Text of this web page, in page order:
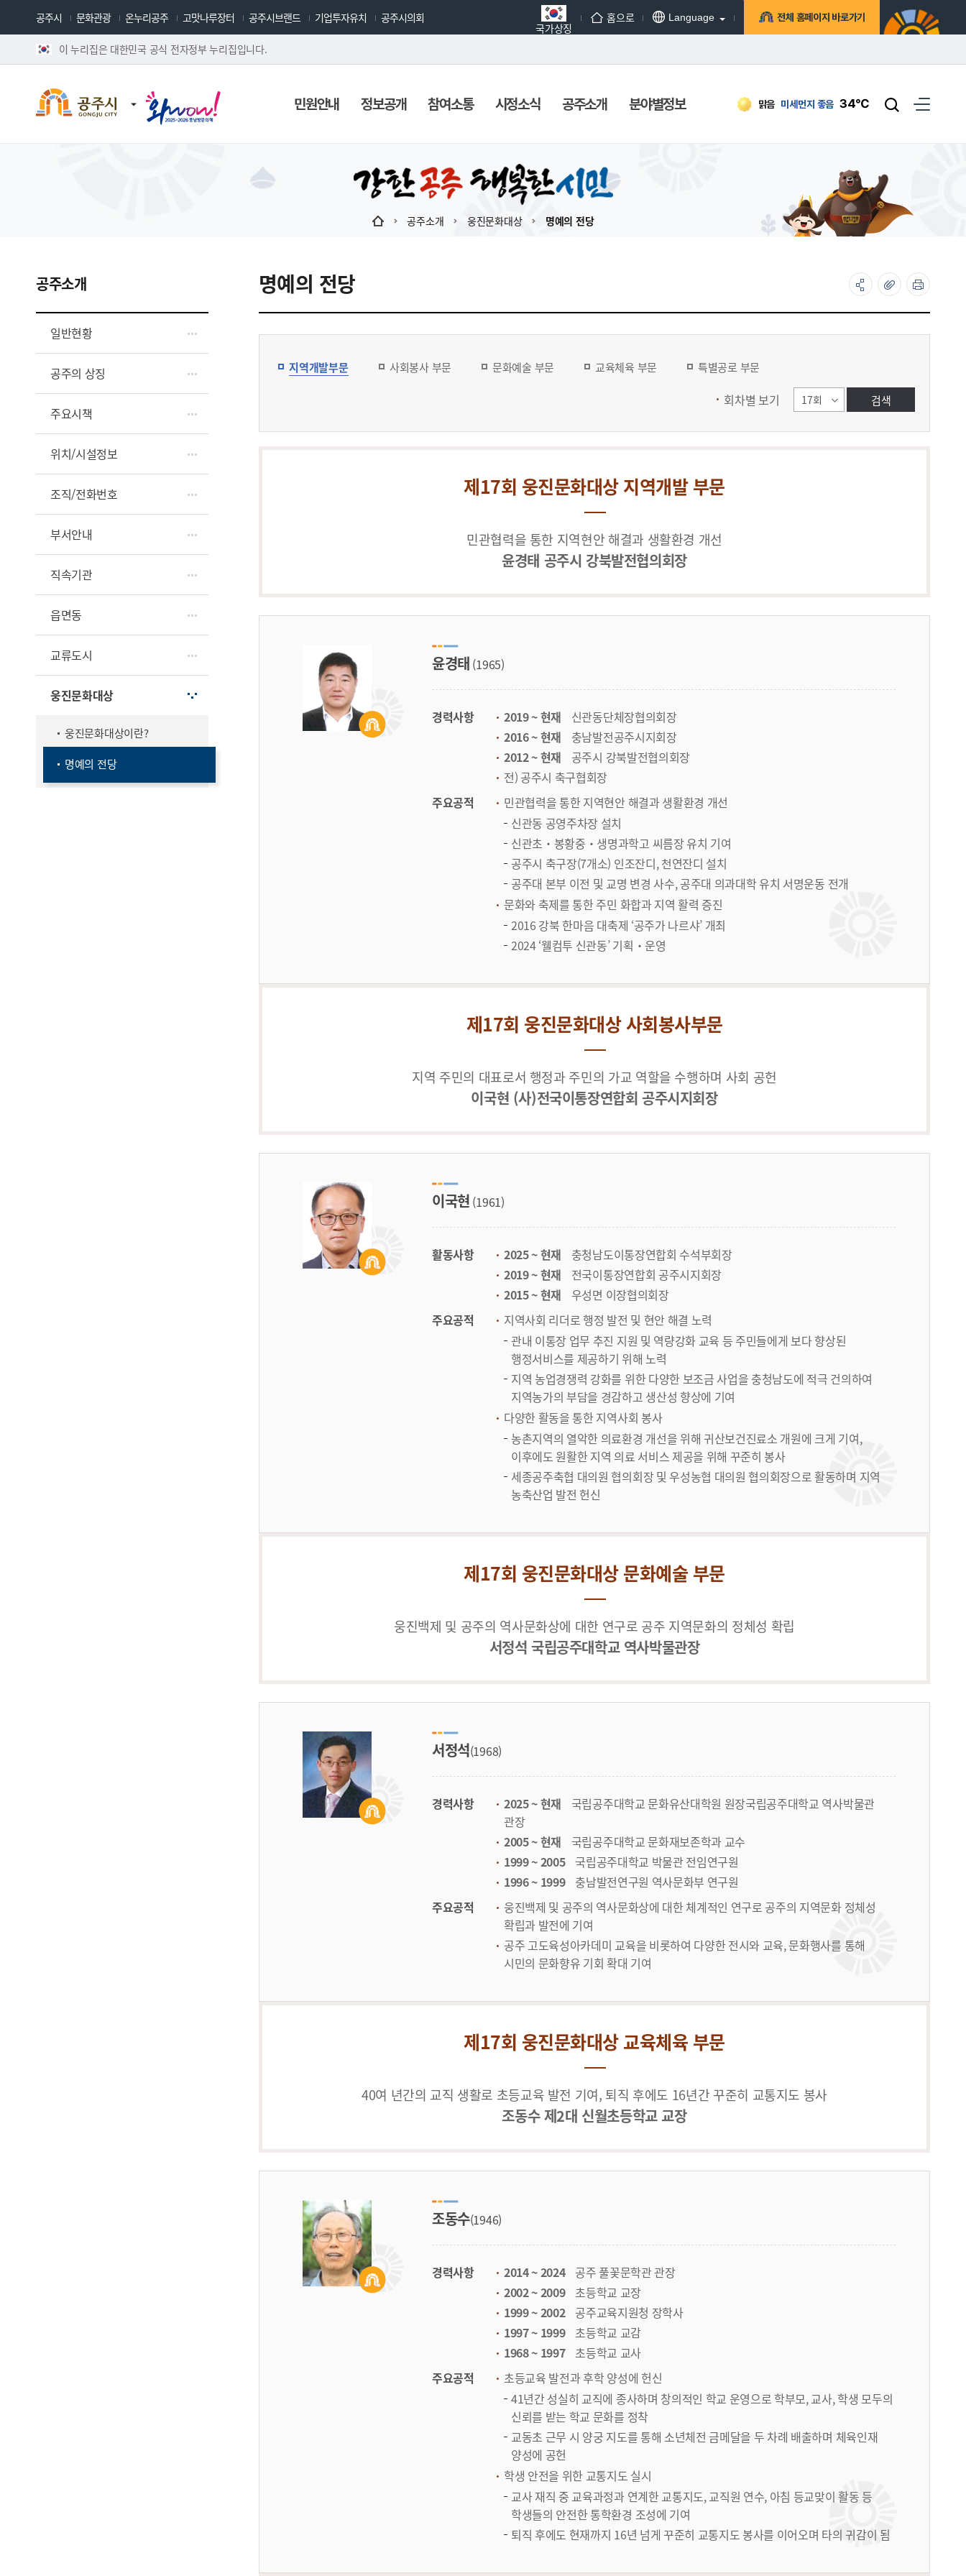
공주시 문화관광 온누리공주 고맛나루장터 공주시브랜드 기업투자유치 공주시의회
국가상징
홈으로 Language 전체 홈페이지 바로가기
이 누리집은 대한민국 공식 전자정부 누리집입니다.
맑음 미세먼지 좋음 34℃
민원안내 정보공개 참여소통 시정소식 공주소개 분야별정보
공주소개 웅진문화대상 명예의 전당
공주소개
일반현황
공주의 상징
주요시책
위치/시설정보
조직/전화번호
부서안내
직속기관
읍면동
교류도시
웅진문화대상
웅진문화대상이란?
명예의 전당
명예의 전당
지역개발부문 사회봉사 부문 문화예술 부문 교육체육 부문 특별공로 부문
회차별 보기
제17회 웅진문화대상 지역개발 부문
민관협력을 통한 지역현안 해결과 생활환경 개선
윤경태 공주시 강북발전협의회장
윤경태 (1965)
경력사항 2019 ~ 현재
신관동단체장협의회장
2016 ~ 현재
충남발전공주시지회장
2012 ~ 현재
공주시 강북발전협의회장
전) 공주시 축구협회장
주요공적
민관협력을 통한 지역현안 해결과 생활환경 개선
신관동 공영주차장 설치
신관초‧봉황중‧생명과학고 씨름장 유치 기여
공주시 축구장(7개소) 인조잔디, 천연잔디 설치
공주대 본부 이전 및 교명 변경 사수, 공주대 의과대학 유치 서명운동 전개
문화와 축제를 통한 주민 화합과 지역 활력 증진
2016 강북 한마음 대축제 ‘공주가 나르샤’ 개최
2024 ‘웰컴투 신관동’ 기획‧운영
제17회 웅진문화대상 사회봉사부문
지역 주민의 대표로서 행정과 주민의 가교 역할을 수행하며 사회 공헌
이국현 (사)전국이통장연합회 공주시지회장
이국현 (1961)
활동사항 2025 ~ 현재
충청남도이통장연합회 수석부회장
2019 ~ 현재
전국이통장연합회 공주시지회장
2015 ~ 현재
우성면 이장협의회장
주요공적
지역사회 리더로 행정 발전 및 현안 해결 노력
관내 이통장 업무 추진 지원 및 역량강화 교육 등 주민들에게 보다 향상된
행정서비스를 제공하기 위해 노력
지역 농업경쟁력 강화를 위한 다양한 보조금 사업을 충청남도에 적극 건의하여
지역농가의 부담을 경감하고 생산성 향상에 기여
다양한 활동을 통한 지역사회 봉사
농촌지역의 열악한 의료환경 개선을 위해 귀산보건진료소 개원에 크게 기여,
이후에도 원활한 지역 의료 서비스 제공을 위해 꾸준히 봉사
세종공주축협 대의원 협의회장 및 우성농협 대의원 협의회장으로 활동하며 지역
농축산업 발전 헌신
제17회 웅진문화대상 문화예술 부문
웅진백제 및 공주의 역사문화상에 대한 연구로 공주 지역문화의 정체성 확립
서정석 국립공주대학교 역사박물관장
서정석(1968)
경력사항 2025 ~ 현재
국립공주대학교 문화유산대학원 원장국립공주대학교 역사박물관
관장
2005 ~ 현재
국립공주대학교 문화재보존학과 교수
1999 ~ 2005 국립공주대학교 박물관 전임연구원
1996 ~ 1999 충남발전연구원 역사문화부 연구원
주요공적
웅진백제 및 공주의 역사문화상에 대한 체계적인 연구로 공주의 지역문화 정체성
확립과 발전에 기여
공주 고도육성아카데미 교육을 비롯하여 다양한 전시와 교육, 문화행사를 통해
시민의 문화향유 기회 확대 기여
제17회 웅진문화대상 교육체육 부문
40여 년간의 교직 생활로 초등교육 발전 기여, 퇴직 후에도 16년간 꾸준히 교통지도 봉사
조동수 제2대 신월초등학교 교장
조동수(1946)
경력사항 2014 ~ 2024 공주 풀꽃문학관 관장
2002 ~ 2009 초등학교 교장
1999 ~ 2002 공주교육지원청 장학사
1997 ~ 1999 초등학교 교감
1968 ~ 1997 초등학교 교사
주요공적
초등교육 발전과 후학 양성에 헌신
41년간 성실히 교직에 종사하며 창의적인 학교 운영으로 학부모, 교사, 학생 모두의
신뢰를 받는 학교 문화를 정착
교동초 근무 시 양궁 지도를 통해 소년체전 금메달을 두 차례 배출하며 체육인재
양성에 공헌
학생 안전을 위한 교통지도 실시
교사 재직 중 교육과정과 연계한 교통지도, 교직원 연수, 아침 등교맞이 활동 등
학생들의 안전한 통학환경 조성에 기여
퇴직 후에도 현재까지 16년 넘게 꾸준히 교통지도 봉사를 이어오며 타의 귀감이 됨